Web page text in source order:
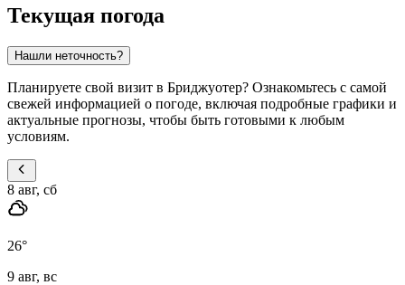
Текущая погода
Нашли неточность?
Планируете свой визит в Бриджуотер? Ознакомьтесь с самой
свежей информацией о погоде, включая подробные графики и
актуальные прогнозы, чтобы быть готовыми к любым
условиям.
8 авг, сб
26°
9 авг, вс